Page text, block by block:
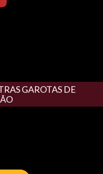
GAROTAS DE